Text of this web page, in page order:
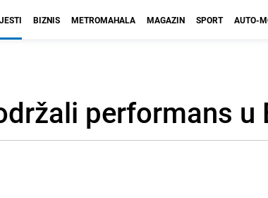
BIZNIS METROMAHALA MAGAZIN SPORT AUTO-
performans u